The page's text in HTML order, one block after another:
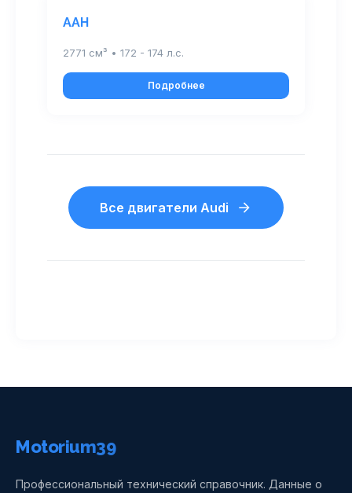
AAH
2771 см³ • 172 - 174 л.с.
Подробнее
Все двигатели Audi
Motorium39
Профессиональный технический справочник. Данные о